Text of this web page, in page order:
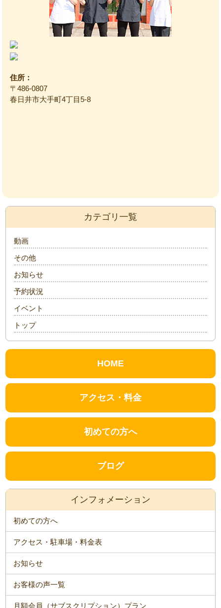
住所：
〒486-0807
春日井市大手町4丁目5-8
カテゴリ一覧
動画
その他
お知らせ
予約状況
イベント
トップ
HOME
アクセス・料金
初めての方へ
ブログ
インフォメーション
初めての方へ
アクセス・駐車場・料金表
お知らせ
お客様の声一覧
月額会員（サブスクリプション）プラン